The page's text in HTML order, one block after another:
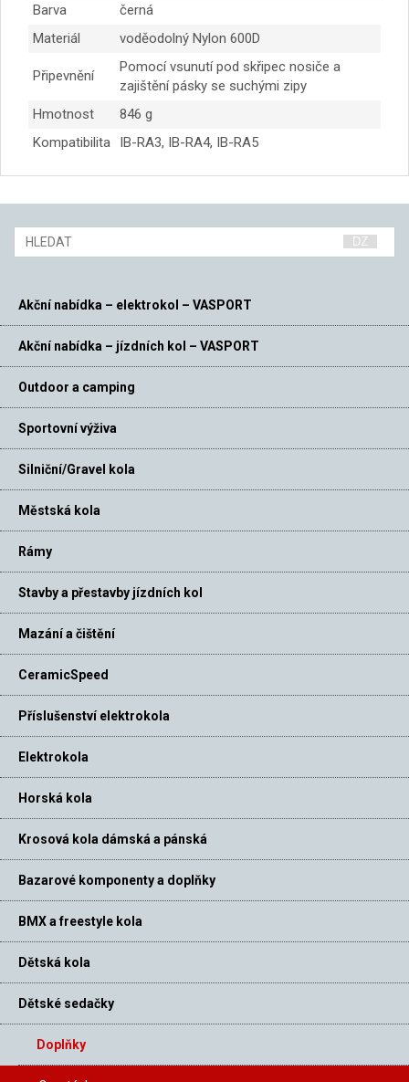
Barva
černá
Materiál
voděodolný Nylon 600D
Připevnění
Pomocí vsunutí pod skřipec nosiče a
zajištění pásky se suchými zipy
Hmotnost
846 g
Kompatibilita
IB-RA3, IB-RA4, IB-RA5
Akční nabídka – elektrokol – VASPORT
Akční nabídka – jízdních kol – VASPORT
Outdoor a camping
Sportovní výživa
Silniční/Gravel kola
Městská kola
Rámy
Stavby a přestavby jízdních kol
Mazání a čištění
CeramicSpeed
Příslušenství elektrokola
Elektrokola
Horská kola
Krosová kola dámská a pánská
Bazarové komponenty a doplňky
BMX a freestyle kola
Dětská kola
Dětské sedačky
Doplňky